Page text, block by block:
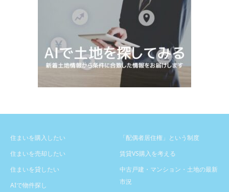
住まいを購入したい
住まいを売却したい
住まいを貸したい
AIで物件探し
「配偶者居住権」という制度
賃貸VS購入を考える
中古戸建・マンション・土地の最新
市況